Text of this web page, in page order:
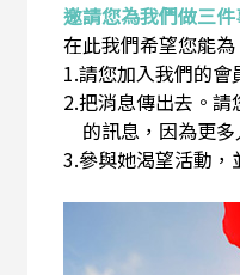
邀請您為我們做三
在此我們希望您能
1.請您加入我們的
2.把消息傳出去。
的訊息，因為更多
3.參與她渴望活動，